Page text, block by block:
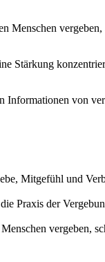
Menschen
Stärkung
Informationen von
Mitgefühl und
Praxis der
vergeben,